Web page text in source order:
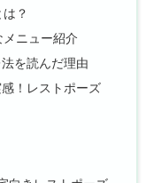
？
ニュー紹介
を読んだ理由
感！レストポーズ